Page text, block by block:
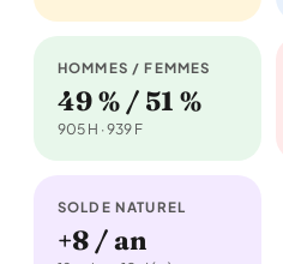
HOMMES / FEMMES
49 % / 51 %
905 H · 939 F
SOLDE NATUREL
+8 / an